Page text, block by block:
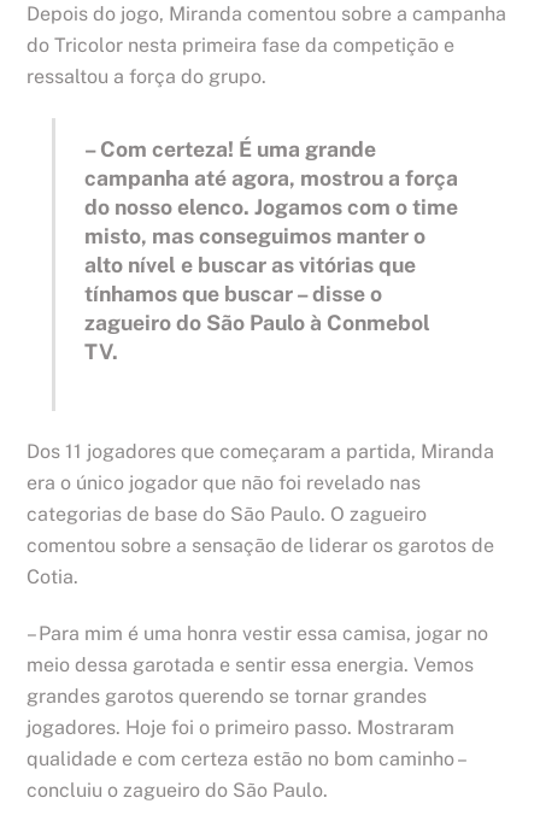
Depois do jogo, Miranda comentou sobre a campanha
do Tricolor nesta primeira fase da competição e
ressaltou a força do grupo.
– Com certeza! É uma grande
campanha até agora, mostrou a força
do nosso elenco. Jogamos com o time
misto, mas conseguimos manter o
alto nível e buscar as vitórias que
tínhamos que buscar – disse o
zagueiro do São Paulo à Conmebol
TV.
Dos 11 jogadores que começaram a partida, Miranda
era o único jogador que não foi revelado nas
categorias de base do São Paulo. O zagueiro
comentou sobre a sensação de liderar os garotos de
Cotia.
– Para mim é uma honra vestir essa camisa, jogar no
meio dessa garotada e sentir essa energia. Vemos
grandes garotos querendo se tornar grandes
jogadores. Hoje foi o primeiro passo. Mostraram
qualidade e com certeza estão no bom caminho –
concluiu o zagueiro do São Paulo.